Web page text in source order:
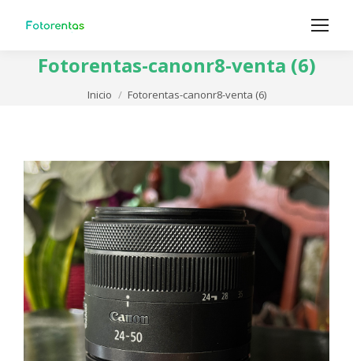
Fotorentas-canonr8-venta (6)
Estás aquí:
Inicio Fotorentas-canonr8-venta (6)